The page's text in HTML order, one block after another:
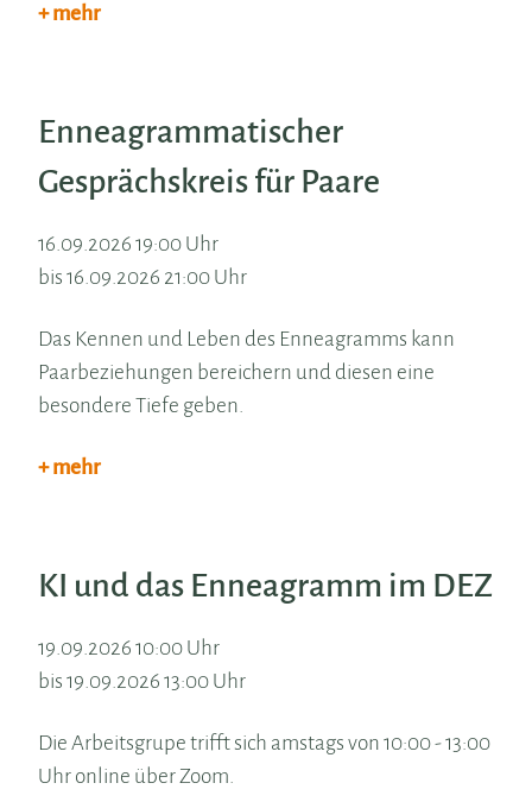
+ mehr
Enneagrammatischer
Gesprächskreis für Paare
16.09.2026 19:00 Uhr
bis 16.09.2026 21:00 Uhr
Das Kennen und Leben des Enneagramms kann
Paarbeziehungen bereichern und diesen eine
besondere Tiefe geben.
+ mehr
KI und das Enneagramm im DEZ
19.09.2026 10:00 Uhr
bis 19.09.2026 13:00 Uhr
Die Arbeitsgrupe trifft sich amstags von 10:00 - 13:00
Uhr online über Zoom.